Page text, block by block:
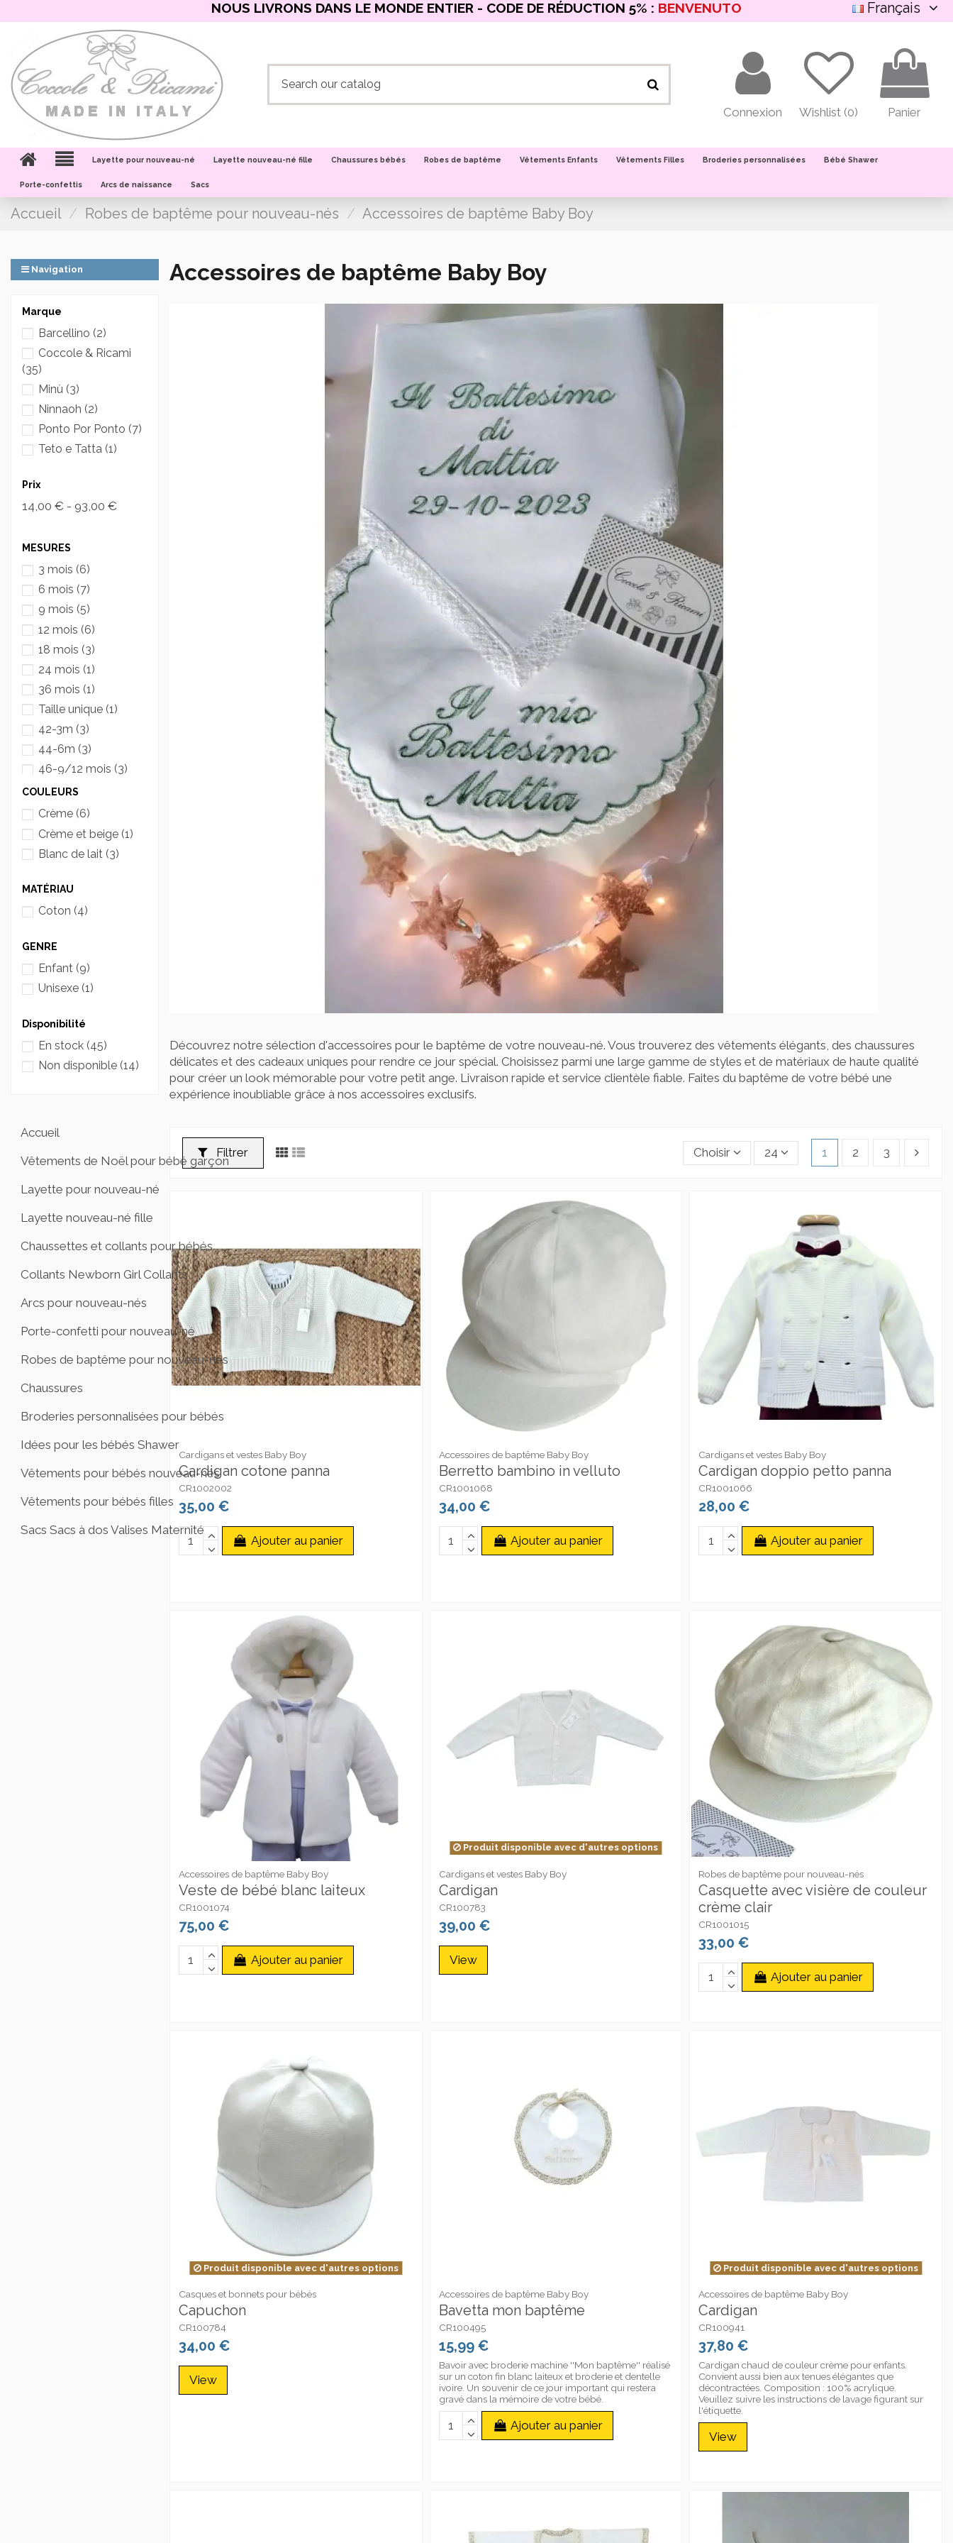
NOUS LIVRONS DANS LE MONDE ENTIER - CODE DE RÉDUCTION 5% : BENVENUTO Français
Connexion Wishlist (0) Panier
Layette pour nouveau-né Layette nouveau-né fille Chaussures bébés Robes de baptême Vêtements Enfants Vêtements Filles Broderies personnalisées Bébé Shawer
Porte-confettis Arcs de naissance Sacs
Accueil Robes de baptême pour nouveau-nés Accessoires de baptême Baby Boy
Accessoires de baptême Baby Boy
Découvrez notre sélection d'accessoires pour le baptême de votre nouveau-né. Vous trouverez des vêtements élégants, des chaussures
délicates et des cadeaux uniques pour rendre ce jour spécial. Choisissez parmi une large gamme de styles et de matériaux de haute qualité
pour créer un look mémorable pour votre petit ange. Livraison rapide et service clientèle fiable. Faites du baptême de votre bébé une
expérience inoubliable grâce à nos accessoires exclusifs.
Filtrer Choisir 24 1 2 3
Cardigans et vestes Baby Boy
Cardigan cotone panna
CR1002002
35,00 €
Ajouter au panier
Accessoires de baptême Baby Boy
Berretto bambino in velluto
CR1001068
34,00 €
Ajouter au panier
Cardigans et vestes Baby Boy
Cardigan doppio petto panna
CR1001066
28,00 €
Ajouter au panier
Accessoires de baptême Baby Boy
Veste de bébé blanc laiteux
CR1001074
75,00 €
Ajouter au panier
Produit disponible avec d'autres options
Cardigans et vestes Baby Boy
Cardigan
CR100783
39,00 €
View
Robes de baptême pour nouveau-nés
Casquette avec visière de couleur
crème clair
CR1001015
33,00 €
Ajouter au panier
Produit disponible avec d'autres options
Casques et bonnets pour bébés
Capuchon
CR100784
34,00 €
View
Accessoires de baptême Baby Boy
Bavetta mon baptême
CR100495
15,99 €
Bavoir avec broderie machine ''Mon baptême'' réalisé
sur un coton fin blanc laiteux et broderie et dentelle
ivoire. Un souvenir de ce jour important qui restera
gravé dans la mémoire de votre bébé.
Ajouter au panier
Produit disponible avec d'autres options
Accessoires de baptême Baby Boy
Cardigan
CR100941
37,80 €
Cardigan chaud de couleur crème pour enfants.
Convient aussi bien aux tenues élégantes que
décontractées. Composition : 100% acrylique.
Veuillez suivre les instructions de lavage figurant sur
l'étiquette.
View
Navigation
Marque
Barcellino (2)
Coccole & Ricami
(35)
Minù (3)
Ninnaoh (2)
Ponto Por Ponto (7)
Teto e Tatta (1)
Prix
14,00 € - 93,00 €
MESURES
3 mois (6)
6 mois (7)
9 mois (5)
12 mois (6)
18 mois (3)
24 mois (1)
36 mois (1)
Taille unique (1)
42-3m (3)
44-6m (3)
46-9/12 mois (3)
48-12/18 mois
40 0/3 mois
COULEURS
Crème (6)
Crème et beige (1)
Blanc de lait (3)
MATÉRIAU
Coton (4)
GENRE
Enfant (9)
Unisexe (1)
Disponibilité
En stock (45)
Non disponible (14)
Accueil
Vêtements de Noël pour bébé garçon
Layette pour nouveau-né
Layette nouveau-né fille
Chaussettes et collants pour bébés
Collants Newborn Girl Collants
Arcs pour nouveau-nés
Porte-confetti pour nouveau-né
Robes de baptême pour nouveau-nés
Chaussures
Broderies personnalisées pour bébés
Idées pour les bébés Shawer
Vêtements pour bébés nouveau-nés
Vêtements pour bébés filles
Sacs Sacs à dos Valises Maternité